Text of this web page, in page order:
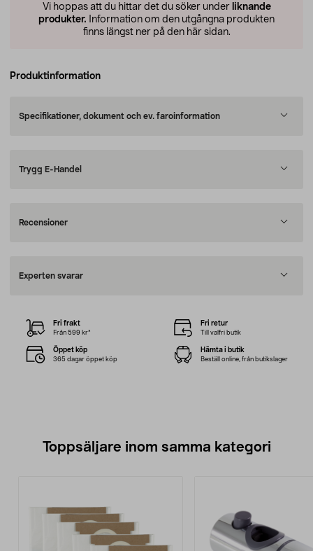
Vi hoppas att du hittar det du söker under liknande
produkter. Information om den utgångna produkten
finns längst ner på den här sidan.
Produktinformation
Specifikationer, dokument och ev. faroinformation
Trygg E-Handel
Recensioner
Experten svarar
Fri frakt
Från 599 kr*
Fri retur
Till valfri butik
Öppet köp
365 dagar öppet köp
Hämta i butik
Beställ online, från butikslager
Toppsäljare inom samma kategori